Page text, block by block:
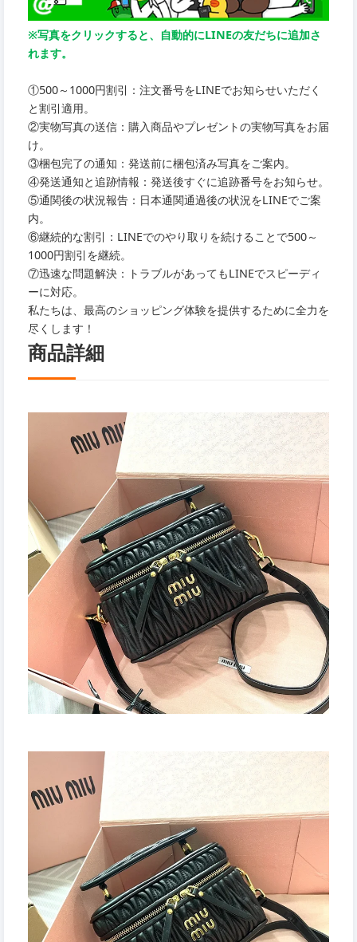
※写真をクリックすると、自動的にLINEの友だちに追加さ
れます。
①500～1000円割引：注文番号をLINEでお知らせいただく
と割引適用。
②実物写真の送信：購入商品やプレゼントの実物写真をお届
け。
③梱包完了の通知：発送前に梱包済み写真をご案内。
④発送通知と追跡情報：発送後すぐに追跡番号をお知らせ。
⑤通関後の状況報告：日本通関通過後の状況をLINEでご案
内。
⑥継続的な割引：LINEでのやり取りを続けることで500～
1000円割引を継続。
⑦迅速な問題解決：トラブルがあってもLINEでスピーディ
ーに対応。
私たちは、最高のショッピング体験を提供するために全力を
尽くします！
商品詳細